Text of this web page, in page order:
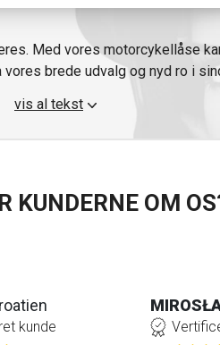
Med vores motorcykellåse
brede udvalg og nyd ro i
vis al tekst
KUNDERNE OM
kunde